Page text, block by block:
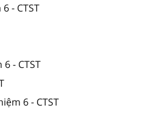
- CTST
- CTST
6 - CTST